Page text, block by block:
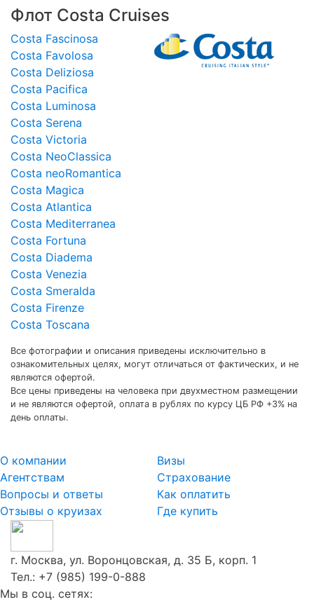
Флот Costa Cruises
Costa Fascinosa
Costa Favolosa
Costa Deliziosa
Costa Pacifica
Costa Luminosa
Costa Serena
Costa Victoria
Costa NeoClassica
Costa neoRomantica
Costa Magica
Costa Atlantica
Costa Mediterranea
Costa Fortuna
Costa Diadema
Costa Venezia
Costa Smeralda
Costa Firenze
Costa Toscana
Все фотографии и описания приведены исключительно в
ознакомительных целях, могут отличаться от фактических, и не
являются офертой.
Все цены приведены на человека при двухместном размещении
и не являются офертой, оплата в рублях по курсу ЦБ РФ +3% на
день оплаты.
О компании
Агентствам
Вопросы и ответы
Отзывы о круизах
Визы
Страхование
Как оплатить
Где купить
г. Москва, ул. Воронцовская, д. 35 Б, корп. 1
Тел.: +7 (985) 199-0-888
Мы в соц. сетях: